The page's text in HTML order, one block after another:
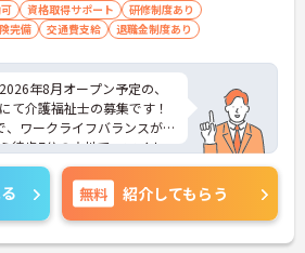
資格取得サポート
研修制度あり
完備 交通費支給 退職金制度あり
年8月オープン予定の、
て介護福祉士の募集です！
、ワークライフバランスが
徒歩7分の立地で、マイカ
らくらくです◎
接対策ポイントなど、さら
すのでお気軽にご相談くだ
無料 紹介してもらう